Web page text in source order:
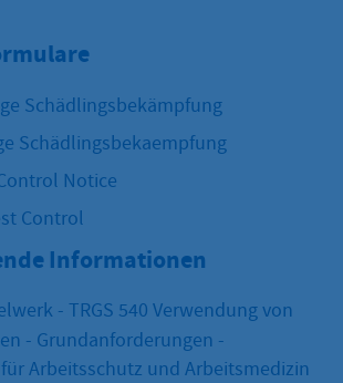
Schädlingsbekämpfung
Schädlingsbekaempfung
Notice
Control
Informationen
- TRGS 540 Verwendung von
- Grundanforderungen -
Arbeitsschutz und Arbeitsmedizin